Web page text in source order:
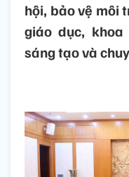
hội, bảo vệ môi
giáo dục, khoa
sáng tạo và